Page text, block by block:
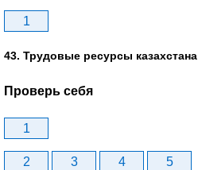
1
43. Трудовые ресурсы казахстана
Проверь себя
1
2 3 4 5